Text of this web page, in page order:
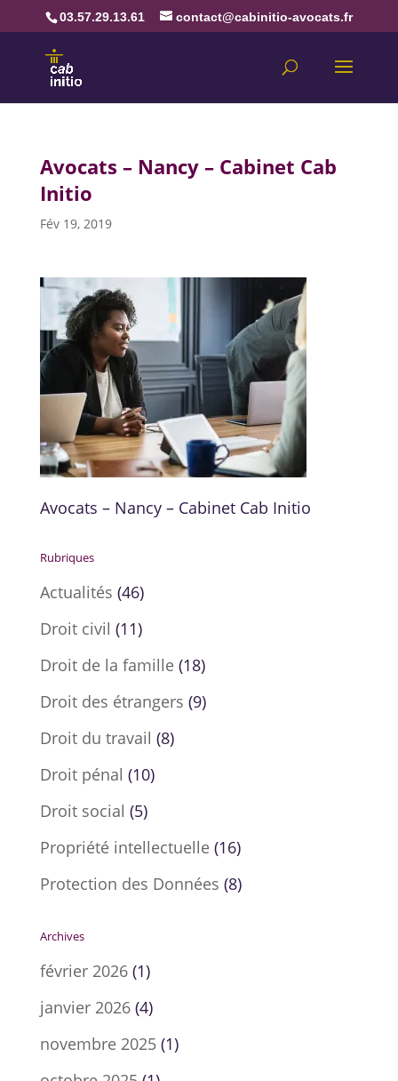
03.57.29.13.61 contact@cabinitio-avocats.fr
Avocats – Nancy – Cabinet Cab
Initio
Fév 19, 2019
Avocats – Nancy – Cabinet Cab Initio
Rubriques
Actualités (46)
Droit civil (11)
Droit de la famille(18)
Droit des étrangers (9)
Droit du travail (8)
Droit pénal (10)
Droit social (5)
Propriété intellectuelle(16)
Protection des Données (8)
Archives
février 2026(1)
janvier 2026(4)
novembre 2025(1)